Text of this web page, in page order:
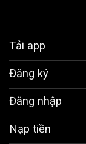
Tải app
Đăng ký
Đăng nhập
Nạp tiền